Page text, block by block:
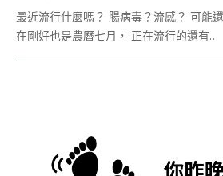
09-
15
最近流行什麼嗎？ 腸病毒？流感？ 可能
在剛好也是農曆七月， 正在流行的還有…